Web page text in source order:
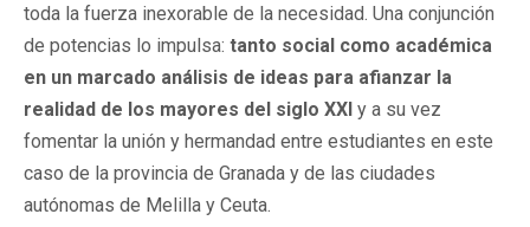
toda la fuerza inexorable de la necesidad. Una conjunción
de potencias lo impulsa: tanto social como académica
en un marcado análisis de ideas para afianzar la
realidad de los mayores del siglo XXI y a su vez
fomentar la unión y hermandad entre estudiantes en este
caso de la provincia de Granada y de las ciudades
autónomas de Melilla y Ceuta.